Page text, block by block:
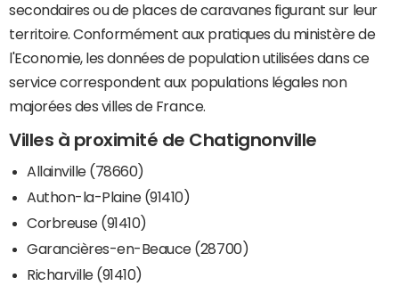
secondaires ou de places de caravanes figurant sur leur
territoire. Conformément aux pratiques du ministère de
l'Economie, les données de population utilisées dans ce
service correspondent aux populations légales non
majorées des villes de France.
Villes à proximité de Chatignonville
Allainville (78660)
Authon-la-Plaine (91410)
Corbreuse (91410)
Garancières-en-Beauce (28700)
Richarville (91410)